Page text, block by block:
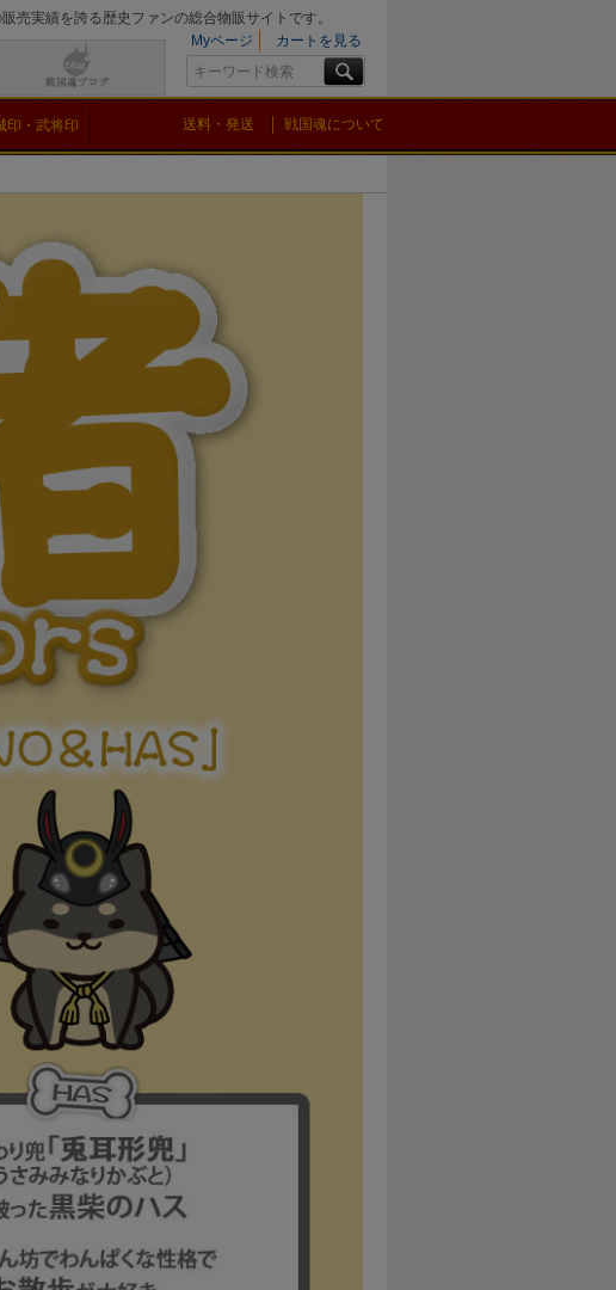
売実績を誇る歴史ファンの総合物販サイトです。
Myページ
カートを見る
印・武将印 送料・発送 戦国魂について